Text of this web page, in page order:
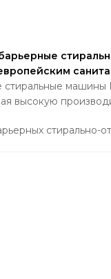
стиральные машины
высокую
стирально-